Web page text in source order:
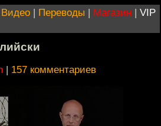
Видео | Переводы | Магазин | VIP
| 157 комментариев